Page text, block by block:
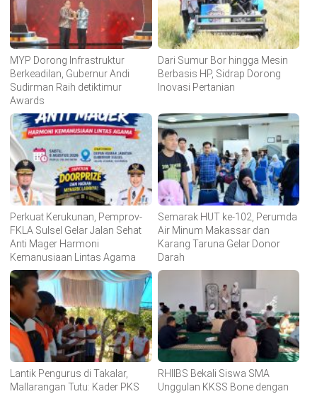
MYP Dorong Infrastruktur
Berkeadilan, Gubernur Andi
Sudirman Raih detiktimur
Awards
Dari Sumur Bor hingga Mesin
Berbasis HP, Sidrap Dorong
Inovasi Pertanian
Perkuat Kerukunan, Pemprov-
FKLA Sulsel Gelar Jalan Sehat
Anti Mager Harmoni
Kemanusiaan Lintas Agama
Semarak HUT ke-102, Perumda
Air Minum Makassar dan
Karang Taruna Gelar Donor
Darah
Lantik Pengurus di Takalar,
Mallarangan Tutu: Kader PKS
RHIIBS Bekali Siswa SMA
Unggulan KKSS Bone dengan